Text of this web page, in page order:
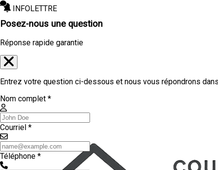
INFOLETTRE
Posez-nous une question
Réponse rapide garantie
Entrez votre question ci-dessous et nous vous répondrons
Nom complet *
Courriel *
Téléphone *